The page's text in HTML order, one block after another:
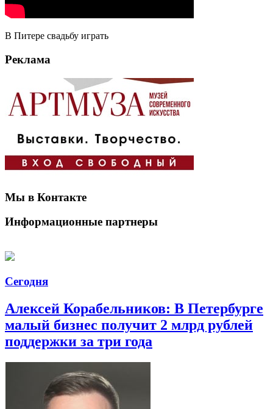
В Питере свадьбу играть
Реклама
Мы в Контакте
Информационные партнеры
Сегодня
Алексей Корабельников: В Петербурге
малый бизнес получит 2 млрд рублей
поддержки за три года